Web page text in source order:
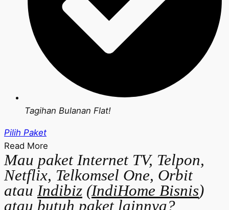
Tagihan Bulanan Flat!
Pilih Paket
Read More
Mau paket Internet TV, Telpon,
Netflix, Telkomsel One, Orbit
atau Indibiz (IndiHome Bisnis)
atau butuh paket lainnya?